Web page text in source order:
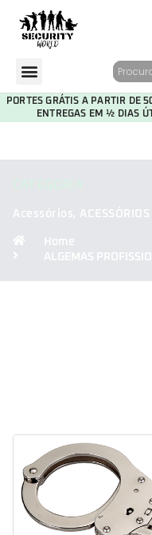
PORTES GRÁTIS A PARTIR DE
ENTREGAS EM ½ DIAS
Acessórios,
Home
ALGEMAS